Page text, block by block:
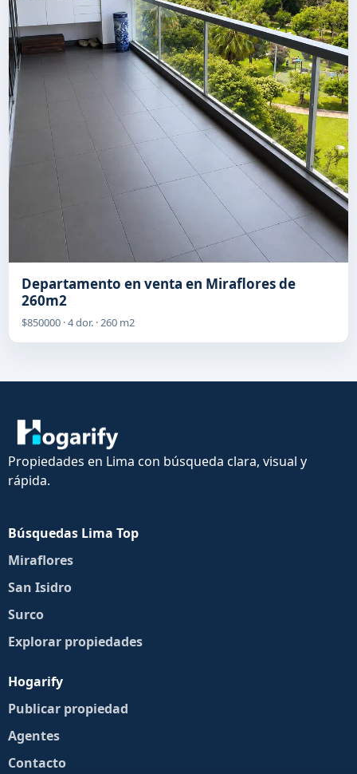
Departamento en venta en Miraflores de
260m2
$850000 · 4 dor. · 260 m2
Propiedades en Lima con búsqueda clara, visual y
rápida.
Búsquedas Lima Top
Miraflores
San Isidro
Surco
Explorar propiedades
Hogarify
Publicar propiedad
Agentes
Contacto